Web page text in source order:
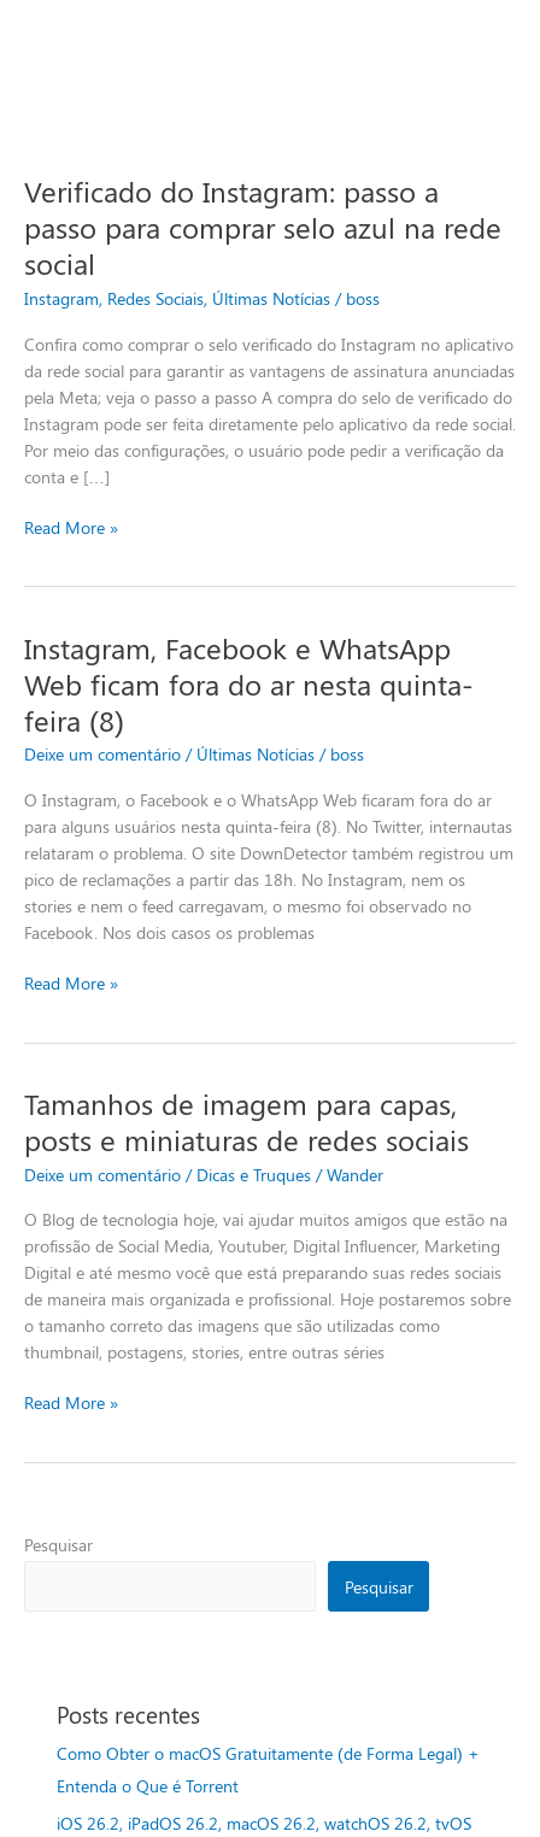
Verificado do Instagram: passo a
passo para comprar selo azul na rede
social
Instagram, Redes Sociais, Últimas Notícias / boss
Confira como comprar o selo verificado do Instagram no aplicativo
da rede social para garantir as vantagens de assinatura anunciadas
pela Meta; veja o passo a passo A compra do selo de verificado do
Instagram pode ser feita diretamente pelo aplicativo da rede social.
Por meio das configurações, o usuário pode pedir a verificação da
conta e […]
Read More »
Instagram, Facebook e WhatsApp
Web ficam fora do ar nesta quinta-
feira (8)
Deixe um comentário / Últimas Notícias / boss
O Instagram, o Facebook e o WhatsApp Web ficaram fora do ar
para alguns usuários nesta quinta-feira (8). No Twitter, internautas
relataram o problema. O site DownDetector também registrou um
pico de reclamações a partir das 18h. No Instagram, nem os
stories e nem o feed carregavam, o mesmo foi observado no
Facebook. Nos dois casos os problemas
Instagram,
Facebook
e
WhatsApp
Web
fora
do
ar
nesta
quinta-
feira
Read More »
Tamanhos de imagem para capas,
posts e miniaturas de redes sociais
Deixe um comentário / Dicas e Truques /Wander
O Blog de tecnologia hoje, vai ajudar muitos amigos que estão na
profissão de Social Media, Youtuber, Digital Influencer, Marketing
Digital e até mesmo você que está preparando suas redes sociais
de maneira mais organizada e profissional. Hoje postaremos sobre
o tamanho correto das imagens que são utilizadas como
thumbnail, postagens, stories, entre outras séries
Tamanhos
imagem
para
posts
e
miniaturas
de
redes
sociais
Read More »
Pesquisar
Pesquisar
Posts recentes
Como Obter o macOS Gratuitamente (de Forma Legal) +
Entenda o Que é Torrent
iOS 26.2, iPadOS 26.2, macOS 26.2, watchOS 26.2, tvOS